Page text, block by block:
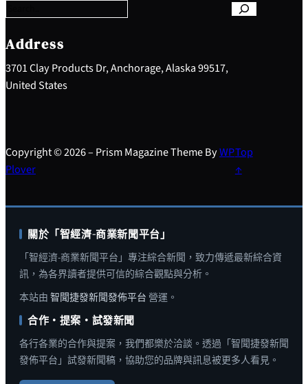
c
h
Address
3701 Clay Products Dr, Anchorage, Alaska 99517,
United States
Copyright © 2026 – Prism Magazine Theme ByWP
Plover
Top
↑
關於「智經濟-商業新聞平台」
「智經濟-商業新聞平台」專注綜合新聞，致力傳遞最新綜合資
訊，為各界讀者提供可信的綜合觀點與分析。
本站由 智聞捷發新聞發佈平台 營運。
合作・提案・試發新聞
各行各業的合作與提案，我們都樂於洽談。透過「智聞捷發新聞
發佈平台」試發新聞稿，協助您的品牌與訊息被更多人看見。